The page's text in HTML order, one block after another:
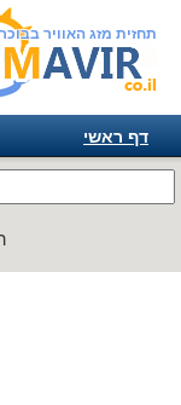
תחזית מזג האוויר
דף ראשי
אמריקה